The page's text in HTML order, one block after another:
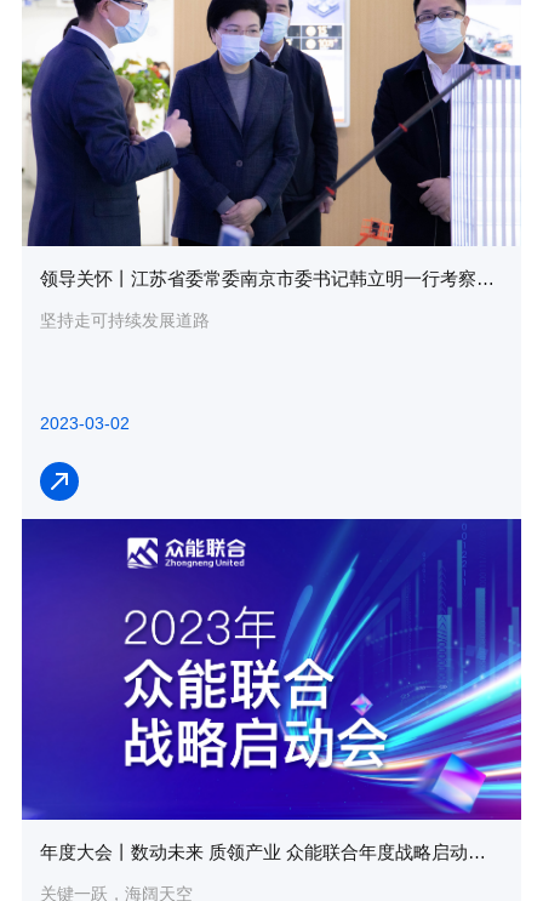
领导关怀丨江苏省委常委南京市委书记韩立明一行考察调研众能联合
坚持走可持续发展道路
2023-03-02
年度大会丨数动未来 质领产业 众能联合年度战略启动会圆满落幕
关键一跃，海阔天空